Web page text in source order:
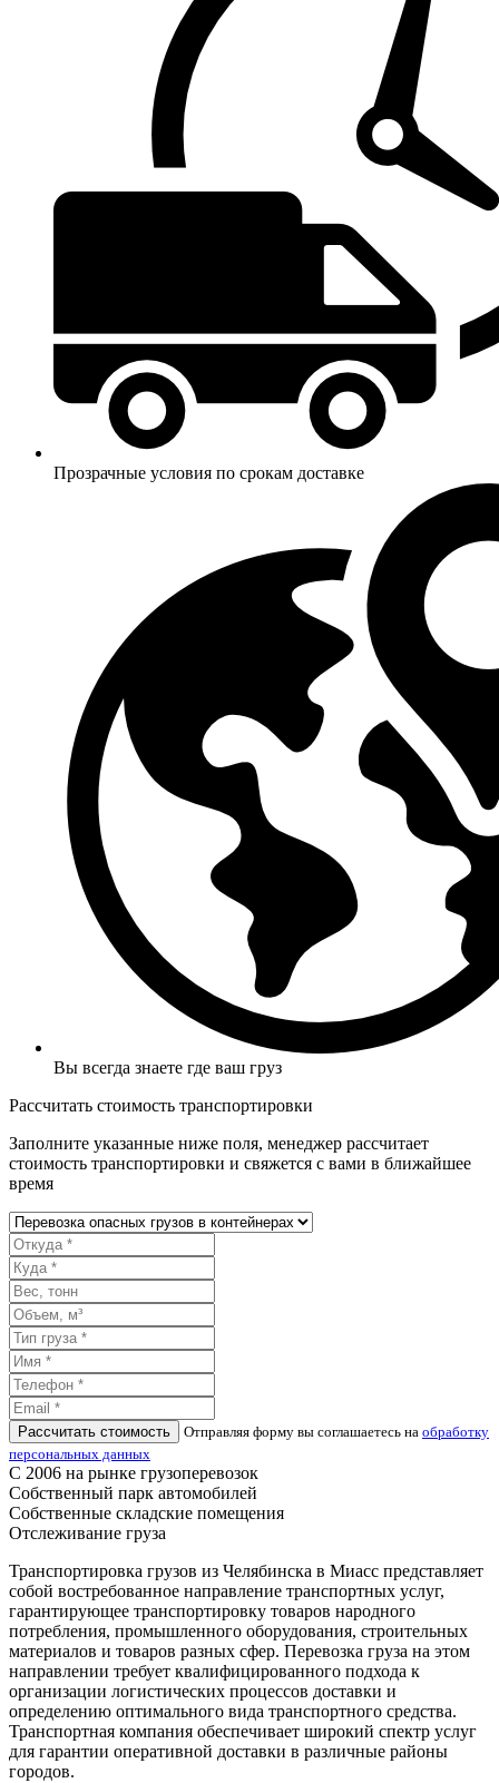
Прозрачные условия по срокам доставке
Вы всегда знаете где ваш груз
Рассчитать стоимость транспортировки
Заполните указанные ниже поля, менеджер рассчитает
стоимость транспортировки и свяжется с вами в ближайшее
время
Рассчитать стоимость Отправляя форму вы соглашаетесь на обработку
персональных данных
С 2006 на рынке грузоперевозок
Собственный парк автомобилей
Собственные складские помещения
Отслеживание груза
Транспортировка грузов из Челябинска в Миасс представляет
собой востребованное направление транспортных услуг,
гарантирующее транспортировку товаров народного
потребления, промышленного оборудования, строительных
материалов и товаров разных сфер. Перевозка груза на этом
направлении требует квалифицированного подхода к
организации логистических процессов доставки и
определению оптимального вида транспортного средства.
Транспортная компания обеспечивает широкий спектр услуг
для гарантии оперативной доставки в различные районы
городов.